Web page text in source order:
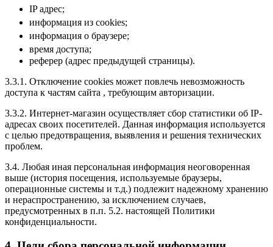
IP адрес;
информация из cookies;
информация о браузере;
время доступа;
реферер (адрес предыдущей страницы).
3.3.1. Отключение cookies может повлечь невозможность
доступа к частям сайта , требующим авторизации.
3.3.2. Интернет-магазин осуществляет сбор статистики об IP-
адресах своих посетителей. Данная информация используется
с целью предотвращения, выявления и решения технических
проблем.
3.4. Любая иная персональная информация неоговоренная
выше (история посещения, используемые браузеры,
операционные системы и т.д.) подлежит надежному хранению
и нераспространению, за исключением случаев,
предусмотренных в п.п. 5.2. настоящей Политики
конфиденциальности.